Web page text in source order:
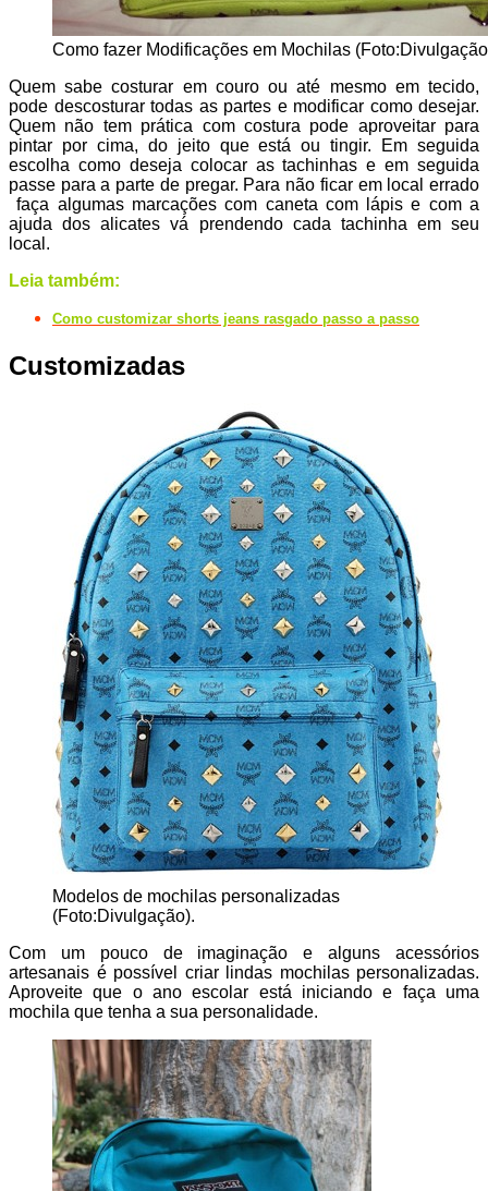
Como fazer Modificações em Mochilas
Quem sabe costurar em couro ou até mesmo em tecido,
pode descosturar todas as partes e modificar como desejar.
Quem não tem prática com costura pode aproveitar para
pintar por cima, do jeito que está ou tingir. Em seguida
escolha como deseja colocar as tachinhas e em seguida
passe para a parte de pregar. Para não ficar em local errado
faça algumas marcações com caneta com lápis e com a
ajuda dos alicates vá prendendo cada tachinha em seu
local.
Leia também:
Como customizar shorts jeans rasgado passo a passo
Customizadas
Modelos de mochilas personalizadas
(Foto:Divulgação).
Com um pouco de imaginação e alguns acessórios
artesanais é possível criar lindas mochilas personalizadas.
Aproveite que o ano escolar está iniciando e faça uma
mochila que tenha a sua personalidade.